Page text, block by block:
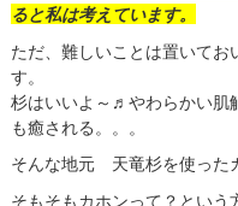
ると私は考えています。
ただ、難しいことは置いてお
す。
杉はいいよ～♬やわらかい肌
も癒される。。。
そんな地元 天竜杉を使った
そもそもカホンって？という